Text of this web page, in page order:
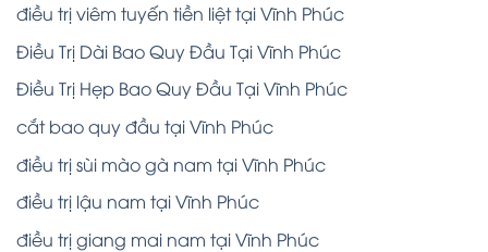
điều trị viêm tuyến tiền liệt tại Vĩnh Phúc
Điều Trị Dài Bao Quy Đầu Tại Vĩnh Phúc
Điều Trị Hẹp Bao Quy Đầu Tại Vĩnh Phúc
cắt bao quy đầu tại Vĩnh Phúc
điều trị sùi mào gà nam tại Vĩnh Phúc
điều trị lậu nam tại Vĩnh Phúc
điều trị giang mai nam tại Vĩnh Phúc